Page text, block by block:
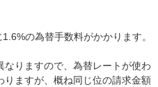
の為替手数料がかかります。
なりますので、為替レートが使わ
ますが、概ね同じ位の請求金額